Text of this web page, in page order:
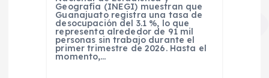
Geografía (INEGI) muestran que
Guanajuato registra una tasa de
desocupación del 3.1 %, lo que
representa alrededor de 91 mil
personas sin trabajo durante el
primer trimestre de 2026. Hasta el
momento,…